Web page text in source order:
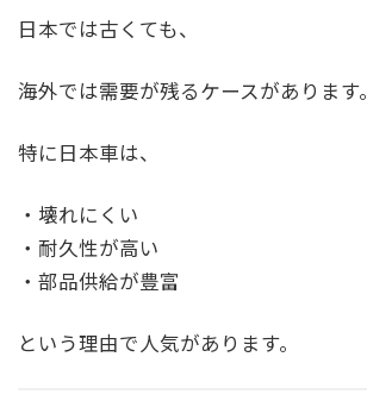
日本では古くても、
海外では需要が残るケースがあります。
特に日本車は、
・壊れにくい
・耐久性が高い
・部品供給が豊富
という理由で人気があります。